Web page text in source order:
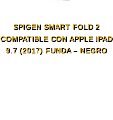
SPIGEN SMART FOLD 2
COMPATIBLE CON APPLE IPAD
9.7 (2017) FUNDA – NEGRO